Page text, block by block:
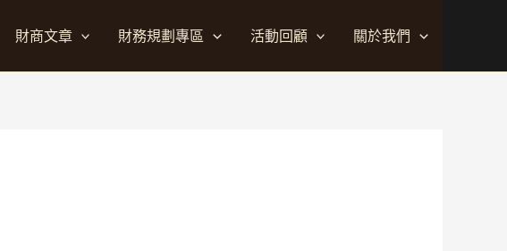
財商文章 財務規劃專區 活動回顧 關於我們